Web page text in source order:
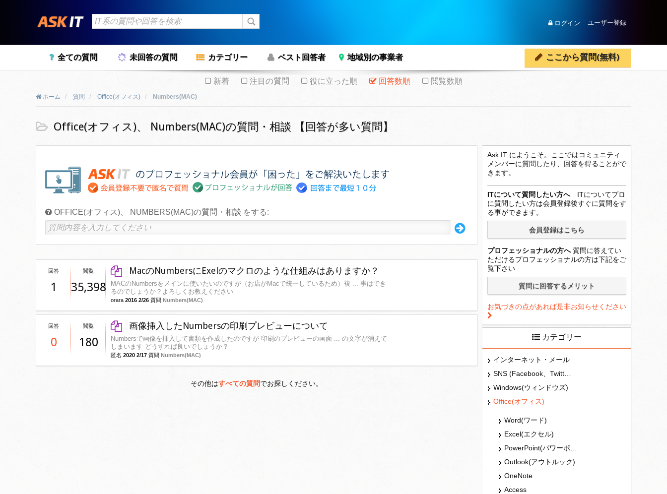
ユーザー登録
ログイン
全ての質問 未回答の質問 カテゴリー ベスト回答者 地域別の事業者 ここから質問(無料)
新着 注目の質問 役に立った順 回答数順 閲覧数順
ホーム 質問 Office(オフィス) Numbers(MAC)
Office(オフィス)、 Numbers(MAC)の質問・相談 【回答が多い質問】
OFFICE(オフィス)、 NUMBERS(MAC)の質問・相談 をする:
回答
1
閲覧
35,398
MacのNumbersにExelのマクロのような仕組みはありますか？
MACのNumbersをメインに使いたいのですが（お店がMacで統一しているため）複 ... 事はでき
るのでしょうか？よろしくお教えください
orara 2016 2/26 質問 Numbers(MAC)
回答
0
閲覧
180
画像挿入したNumbersの印刷プレビューについて
Numbersで画像を挿入して書類を作成したのですが 印刷のプレビューの画面 ... の文字が消えて
しまいます どうすれば良いでしょうか？
匿名 2020 2/17 質問 Numbers(MAC)
その他はすべての質問でお探しください。
Ask IT にようこそ。ここではコミュニティ
メンバーに質問したり、回答を得ることがで
きます。
ITについて質問したい方へITについてプロ
に質問したい方は会員登録後すぐに質問をす
る事ができます。
プロフェッショナルの方へ質問に答えてい
ただけるプロフェッショナルの方は下記をご
覧下さい
お気づきの点があれば是非お知らせください
カテゴリー
インターネット・メール
Windows(ウィンドウズ)
Office(オフィス)
Word(ワード)
Excel(エクセル)
Outlook(アウトルック)
OneNote
Access